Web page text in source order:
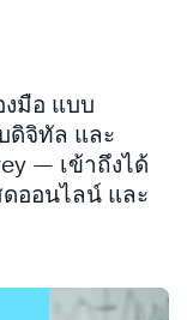
งมือ แบบ
ดิจิทัล และ
— เข้าถึงได้
ออนไลน์ และ